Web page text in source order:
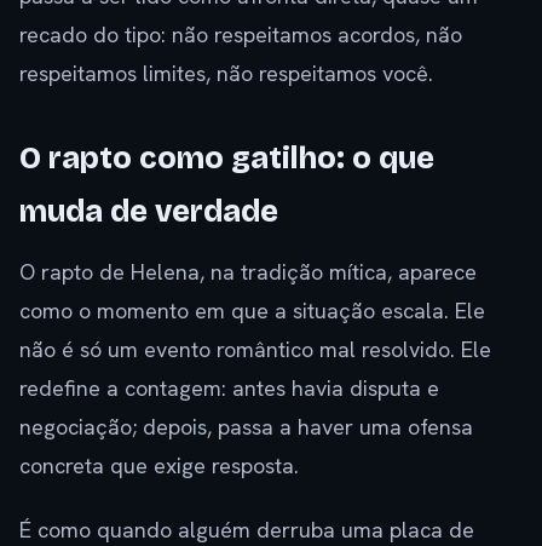
recado do tipo: não respeitamos acordos, não
respeitamos limites, não respeitamos você.
O rapto como gatilho: o que
muda de verdade
O rapto de Helena, na tradição mítica, aparece
como o momento em que a situação escala. Ele
não é só um evento romântico mal resolvido. Ele
redefine a contagem: antes havia disputa e
negociação; depois, passa a haver uma ofensa
concreta que exige resposta.
É como quando alguém derruba uma placa de